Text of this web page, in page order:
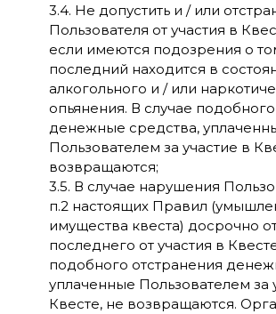
3.4. Не допустить и / или
Пользователя от участия в
если имеются подозрения о
последний находится в
алкогольного и / или
опьянения. В случае
денежные средства,
Пользователем за участие в
возвращаются;
3.5. В случае нарушения
п.2 настоящих Правил
имущества квеста) досрочно
последнего от участия в
подобного отстранения
уплаченные Пользователем за
Квесте, не возвращаются.